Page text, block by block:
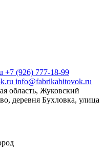
+7 (926) 777-18-99
info@fabrikabitovok.ru
область, Жуковский
деревня Бухловка, улица